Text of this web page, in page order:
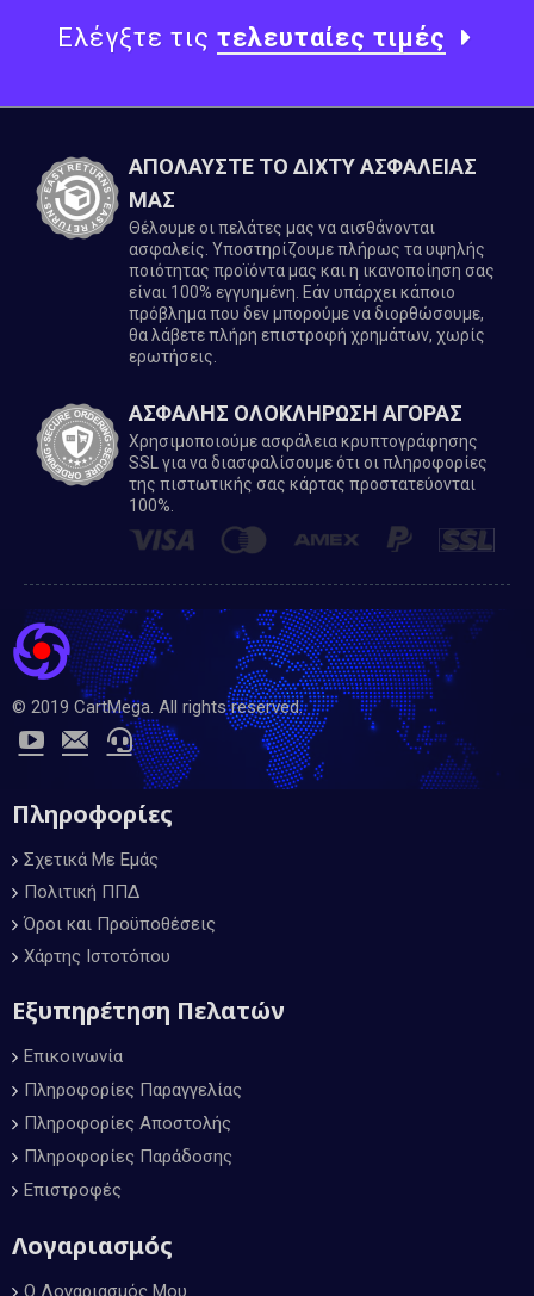
Ελέγξτε τιςτελευταίες τιμές
ΑΠΟΛΑΥΣΤΕ ΤΟ ΔΙΧΤΥ ΑΣΦΑΛΕΙΑΣ
ΜΑΣ
Θέλουμε οι πελάτες μας να αισθάνονται
ασφαλείς. Υποστηρίζουμε πλήρως τα υψηλής
ποιότητας προϊόντα μας και η ικανοποίηση σας
είναι 100% εγγυημένη. Εάν υπάρχει κάποιο
πρόβλημα που δεν μπορούμε να διορθώσουμε,
θα λάβετε πλήρη επιστροφή χρημάτων, χωρίς
ερωτήσεις.
ΑΣΦΑΛΗΣ ΟΛΟΚΛΗΡΩΣΗ ΑΓΟΡΑΣ
Χρησιμοποιούμε ασφάλεια κρυπτογράφησης
SSL για να διασφαλίσουμε ότι οι πληροφορίες
της πιστωτικής σας κάρτας προστατεύονται
100%.
© 2019 CartMega. All rights reserved.
Πληροφορίες
Σχετικά Με Εμάς
Πολιτική ΠΠΔ
Όροι και Προϋποθέσεις
Χάρτης Ιστοτόπου
Εξυπηρέτηση Πελατών
Επικοινωνία
Πληροφορίες Παραγγελίας
Πληροφορίες Αποστολής
Πληροφορίες Παράδοσης
Επιστροφές
Λογαριασμός
Ο Λογαριασμός Μου